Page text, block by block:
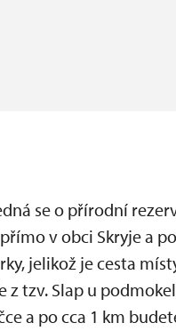
se o přírodní
v obci Skryje a po
jelikož je cesta
tzv. Slap u
a po cca 1 km